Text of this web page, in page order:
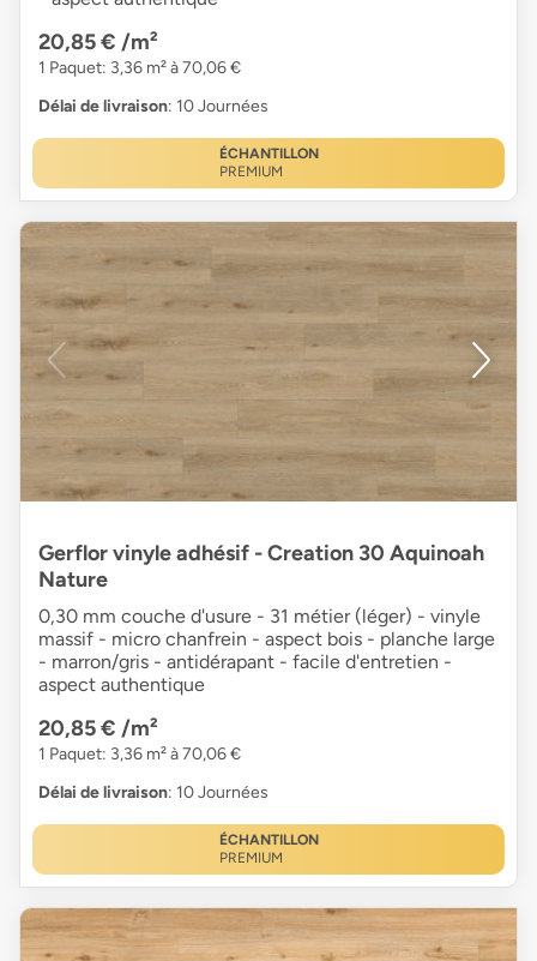
20,85 € /m²
1 Paquet: 3,36 m² à 70,06 €
Délai de livraison: 10 Journées
ÉCHANTILLON
PREMIUM
Gerflor vinyle adhésif - Creation 30 Aquinoah
Nature
0,30 mm couche d'usure - 31 métier (léger) - vinyle
massif - micro chanfrein - aspect bois - planche large
- marron/gris - antidérapant - facile d'entretien -
aspect authentique
20,85 € /m²
1 Paquet: 3,36 m² à 70,06 €
Délai de livraison: 10 Journées
ÉCHANTILLON
PREMIUM